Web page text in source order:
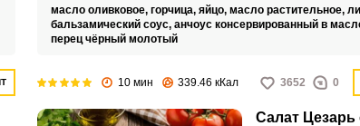
масло оливковое, горчица, яйцо, масло растительное,
бальзамический соус, анчоус консервированный в
перец чёрный молотый
10 мин 339.46 кКал 3652 0
Салат Цезарь